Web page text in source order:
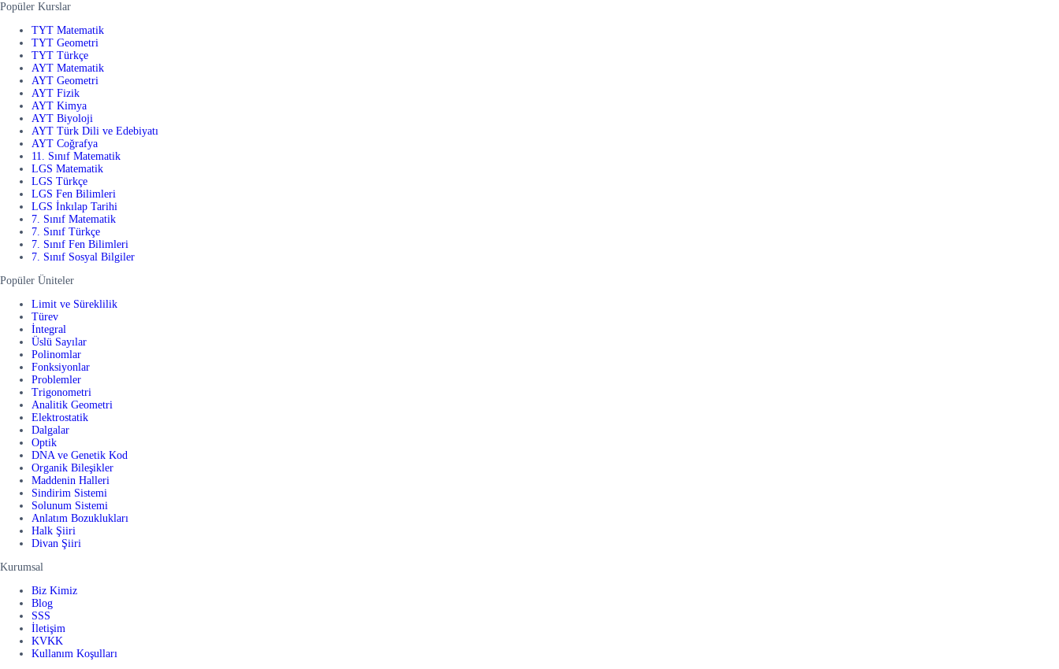
Popüler Kurslar
TYT Matematik
TYT Geometri
TYT Türkçe
AYT Matematik
AYT Geometri
AYT Fizik
AYT Kimya
AYT Biyoloji
AYT Türk Dili ve Edebiyatı
AYT Coğrafya
11. Sınıf Matematik
LGS Matematik
LGS Türkçe
LGS Fen Bilimleri
LGS İnkılap Tarihi
7. Sınıf Matematik
7. Sınıf Türkçe
7. Sınıf Fen Bilimleri
7. Sınıf Sosyal Bilgiler
Popüler Üniteler
Limit ve Süreklilik
Türev
İntegral
Üslü Sayılar
Polinomlar
Fonksiyonlar
Problemler
Trigonometri
Analitik Geometri
Elektrostatik
Dalgalar
Optik
DNA ve Genetik Kod
Organik Bileşikler
Maddenin Halleri
Sindirim Sistemi
Solunum Sistemi
Anlatım Bozuklukları
Halk Şiiri
Divan Şiiri
Kurumsal
Biz Kimiz
Blog
SSS
İletişim
KVKK
Kullanım Koşulları